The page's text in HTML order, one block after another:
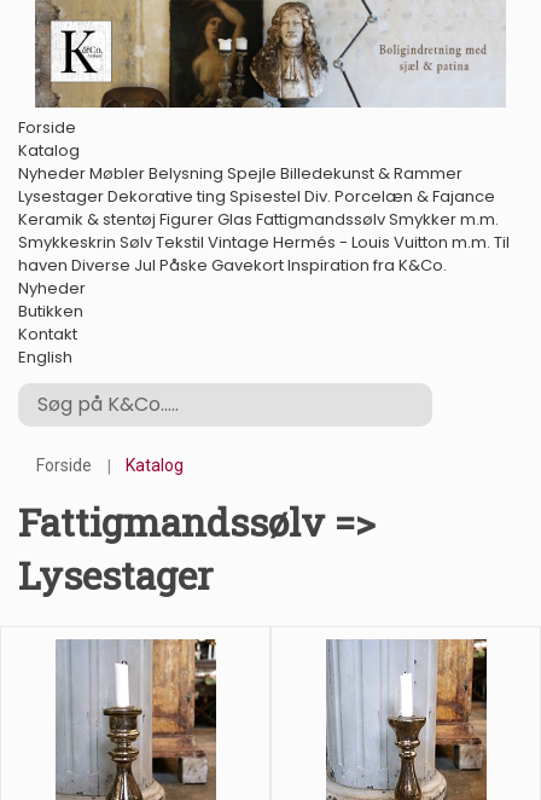
Forside
Katalog
NyhederMøblerBelysning Spejle Billedekunst & Rammer
LysestagerDekorative ting Spisestel Div. Porcelæn & Fajance
Keramik & stentøj FigurerGlas FattigmandssølvSmykker m.m.
Smykkeskrin SølvTekstil Vintage Hermés - Louis Vuitton m.m. Til
haven Diverse Jul Påske GavekortInspiration fra K&Co.
Nyheder
Butikken
Kontakt
English
Forside Katalog
Fattigmandssølv =>
Lysestager